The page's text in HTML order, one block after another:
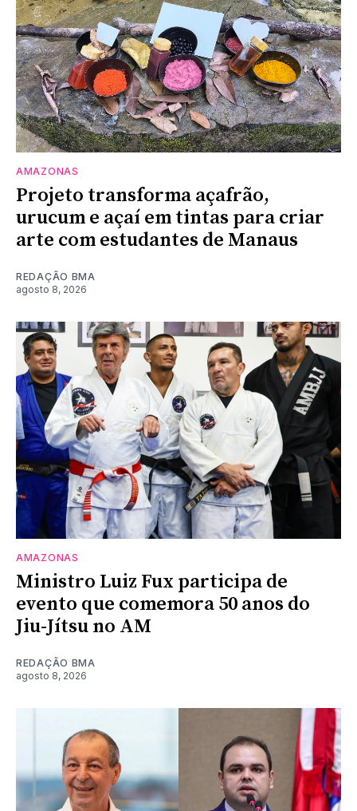
AMAZONAS
Projeto transforma açafrão,
urucum e açaí em tintas para criar
arte com estudantes de Manaus
REDAÇÃO BMA
agosto 8, 2026
AMAZONAS
Ministro Luiz Fux participa de
evento que comemora 50 anos do
Jiu-Jítsu no AM
REDAÇÃO BMA
agosto 8, 2026